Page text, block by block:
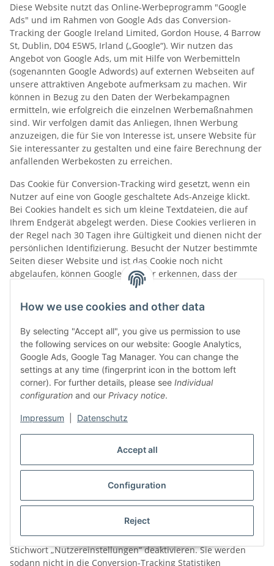
Accept all
Configuration
Reject
How we use cookies and other data
By selecting "Accept all", you give us permission to use
the following services on our website: Google Analytics,
Google Ads, Google Tag Manager. You can change the
settings at any time (fingerprint icon in the bottom left
corner). For further details, please see Individual
configuration and our Privacy notice.
Impressum Datenschutz
Diese Website nutzt das Online-Werbeprogramm "Google
Ads" und im Rahmen von Google Ads das Conversion-
Tracking der Google Ireland Limited, Gordon House, 4 Barrow
St, Dublin, D04 E5W5, Irland („Google“). Wir nutzen das
Angebot von Google Ads, um mit Hilfe von Werbemitteln
(sogenannten Google Adwords) auf externen Webseiten auf
unsere attraktiven Angebote aufmerksam zu machen. Wir
können in Bezug zu den Daten der Werbekampagnen
ermitteln, wie erfolgreich die einzelnen Werbemaßnahmen
sind. Wir verfolgen damit das Anliegen, Ihnen Werbung
anzuzeigen, die für Sie von Interesse ist, unsere Website für
Sie interessanter zu gestalten und eine faire Berechnung der
anfallenden Werbekosten zu erreichen.
Das Cookie für Conversion-Tracking wird gesetzt, wenn ein
Nutzer auf eine von Google geschaltete Ads-Anzeige klickt.
Bei Cookies handelt es sich um kleine Textdateien, die auf
Ihrem Endgerät abgelegt werden. Diese Cookies verlieren in
der Regel nach 30 Tagen ihre Gültigkeit und dienen nicht der
persönlichen Identifizierung. Besucht der Nutzer bestimmte
Seiten dieser Website und ist das Cookie noch nicht
abgelaufen, können Google und wir erkennen, dass der
Nutzer auf die Anzeige geklickt hat und zu dieser Seite
anderes Cookie. Cookies können somit nicht über die
mithilfe des Conversion-Cookies eingeholten Informationen
dienen dazu, Conversion-Statistiken für Google Ads-Kunden
zu erstellen, die sich für Conversion-Tracking entschieden
haben. Die Kunden erfahren die Gesamtanzahl der Nutzer,
die auf ihre Anzeige geklickt haben und zu einer mit einem
Conversion-Tracking-Tag versehenen Seite weitergeleitet
wurden. Sie erhalten jedoch keine Informationen, mit denen
sich Nutzer persönlich identifizieren lassen.
Details zu den durch Google Ads Conversion Tracking
angestoßenen Verarbeitungen und zum Umgang Googles mit
https://policies.google.com/technologies/partner-sites
diese Nutzung blockieren, indem Sie das Cookie des Google
Conversion-Trackings über ihren Internet-Browser unter dem
Stichwort „Nutzereinstellungen“ deaktivieren. Sie werden
sodann nicht in die Conversion-Tracking Statistiken